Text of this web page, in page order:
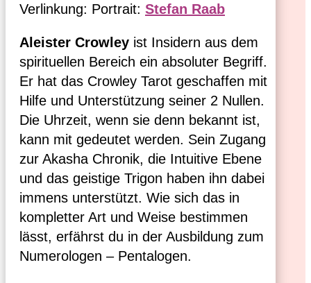
Verlinkung: Portrait: Stefan Raab
Aleister Crowley ist Insidern aus dem
spirituellen Bereich ein absoluter Begriff.
Er hat das Crowley Tarot geschaffen mit
Hilfe und Unterstützung seiner 2 Nullen.
Die Uhrzeit, wenn sie denn bekannt ist,
kann mit gedeutet werden. Sein Zugang
zur Akasha Chronik, die Intuitive Ebene
und das geistige Trigon haben ihn dabei
immens unterstützt. Wie sich das in
kompletter Art und Weise bestimmen
lässt, erfährst du in der Ausbildung zum
Numerologen – Pentalogen.